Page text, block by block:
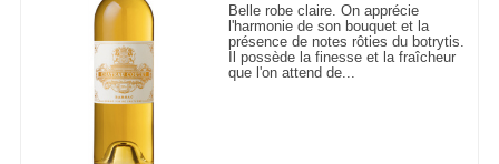
Belle robe claire. On apprécie
l'harmonie de son bouquet et la
présence de notes rôties du botrytis.
Il possède la finesse et la fraîcheur
que l'on attend de...